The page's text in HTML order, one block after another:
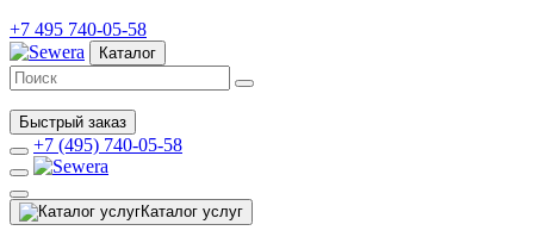
+7 495 740-05-58
Каталог
Быстрый заказ
+7 (495) 740-05-58
Каталог услуг